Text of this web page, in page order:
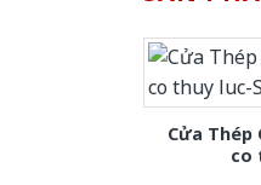
Cửa Thép
co